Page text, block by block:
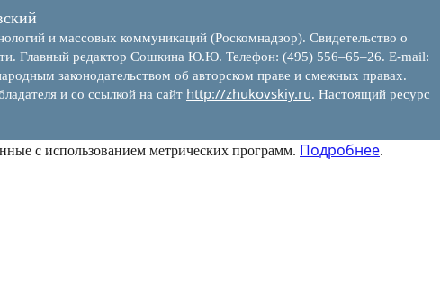
и массовых коммуникаций (Роскомнадзор). Свидетельство о
Главный редактор Сошкина Ю.Ю. Телефон: (495) 556–65–26. E‑mail:
законодательством об авторском праве и смежных правах.
и со ссылкой на сайт http://zhukovskiy.ru. Настоящий ресурс
с использованием метрических программ. Подробнее.